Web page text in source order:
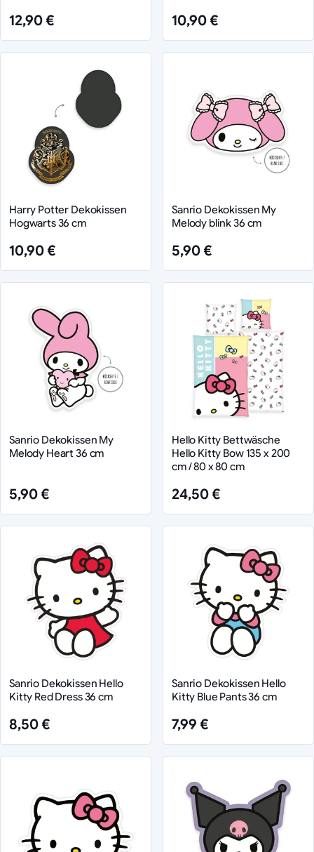
12,90 € 10,90 €
Harry Potter Dekokissen
Hogwarts 36 cm
10,90 €
Sanrio Dekokissen My
Melody blink 36 cm
5,90 €
Sanrio Dekokissen My
Melody Heart 36 cm
5,90 €
Hello Kitty Bettwäsche
Hello Kitty Bow 135 x 200
cm / 80 x 80 cm
24,50 €
Sanrio Dekokissen Hello
Kitty Red Dress 36 cm
8,50 €
Sanrio Dekokissen Hello
Kitty Blue Pants 36 cm
7,99 €